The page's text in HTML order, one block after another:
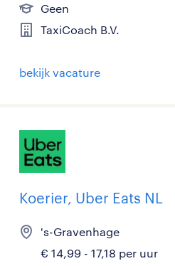
Geen
TaxiCoach B.V.
bekijk vacature
Koerier, Uber Eats NL
's-Gravenhage
€ 14,99 - 17,18 per uur